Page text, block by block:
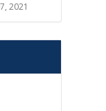
2021